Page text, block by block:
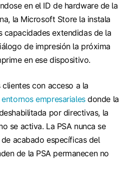
en el ID de hardware de la
la Microsoft Store la instala
capacidades extendidas de la
de impresión la próxima
en ese dispositivo.
con acceso a la
entornos empresarialesdonde la
por directivas, la
se activa. La PSA nunca se
acabado específicas del
de la PSA permanecen no